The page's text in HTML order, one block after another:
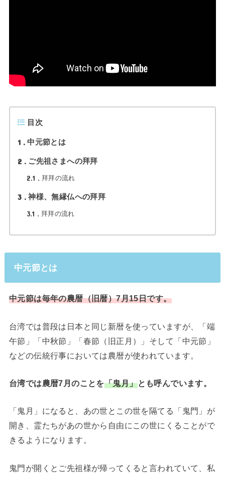
目次
1 中元節とは
2 ご先祖さまへの拜拜
2.1 拜拜の流れ
3 神様、無縁仏への拜拜
3.1 拜拜の流れ
中元節とは
中元節は毎年の農暦（旧暦）7月15日です。
台湾では普段は日本と同じ新暦を使っていますが、「端
午節」「中秋節」「春節（旧正月）」そして「中元節」
などの伝統行事においては農暦が使われています。
台湾では農暦7月のことを「鬼月」とも呼んでいます。
「鬼月」になると、あの世とこの世を隔てる「鬼門」が
開き、霊たちがあの世から自由にこの世にくることがで
きるようになります。
鬼門が開くとご先祖様が帰ってくると言われていて、私